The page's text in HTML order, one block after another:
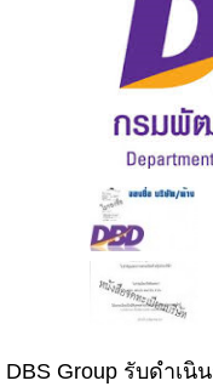
DBS Group รับดำเ